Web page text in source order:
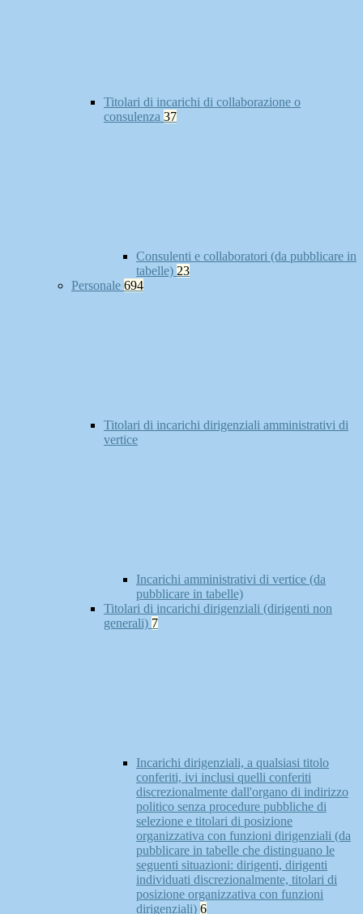
Titolari di incarichi di collaborazione o
consulenza 37
Consulenti e collaboratori (da pubblicare in
tabelle) 23
Personale 694
Titolari di incarichi dirigenziali amministrativi di
vertice
Incarichi amministrativi di vertice (da
pubblicare in tabelle)
Titolari di incarichi dirigenziali (dirigenti non
generali) 7
Incarichi dirigenziali, a qualsiasi titolo
conferiti, ivi inclusi quelli conferiti
discrezionalmente dall'organo di indirizzo
politico senza procedure pubbliche di
selezione e titolari di posizione
organizzativa con funzioni dirigenziali (da
pubblicare in tabelle che distinguano le
seguenti situazioni: dirigenti, dirigenti
individuati discrezionalmente, titolari di
posizione organizzativa con funzioni
dirigenziali) 6